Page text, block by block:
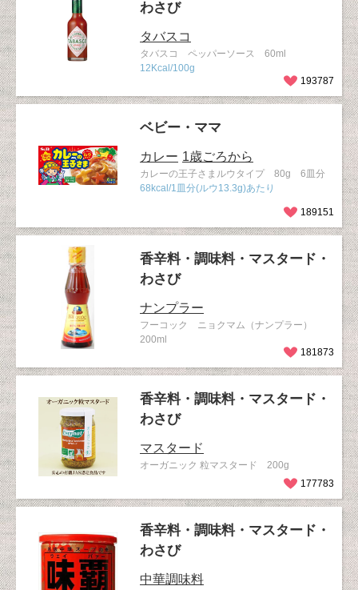
わさび
タバスコ
タバスコ ペッパーソース 60ml
12Kcal/100g
193787
ベビー・ママ
カレー 1歳ごろから
カレーの王子さまルウタイプ 80g 6皿分
68kcal/1皿分(ルウ13.3g)あたり
189151
香辛料・調味料・マスタード・
わさび
ナンプラー
フーコック ニョクマム（ナンプラー）
200ml
181873
香辛料・調味料・マスタード・
わさび
マスタード
オーガニック 粒マスタード 200g
177783
香辛料・調味料・マスタード・
わさび
中華調味料